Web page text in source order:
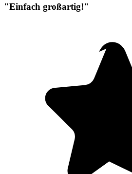
"Einfach großartig!"